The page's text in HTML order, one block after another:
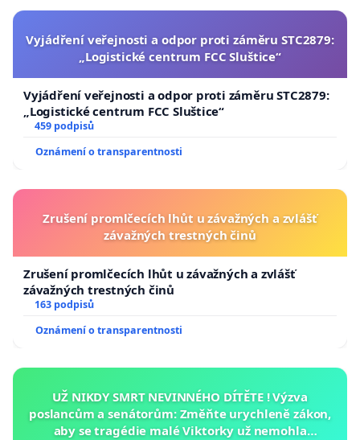
minimálnímu hluku. Jsou ekologičtější a bezpečnější
pro divokou zvěř i v městské zástavbě, čímž
umožňují oslavy bez rušení okolí i v oblastech, kde
jsou klasické ohňostroje nevhodné.
Byli bychom rádi, abyste se přidali k řetězcům jako
je BILLA Česká republika, která ukončila prodej
zábavní pyrotechniky již v roce 2022 s
V minulém roce se k tomuto kroku přidalo také
lze skloubit se společenskou odpovědností.
Lidé to nedělají kvůli TRADICI. Chtějí vědět, že
mají sílu rozsvítit oblohu, roztřást celý blok, být
na chvilku středem pozornosti a ten, koho se
Petr Sokolík
Vyjádření veřejnosti a odpor proti záměru STC2879:
„Logistické centrum FCC Sluštice“
Vyjádření veřejnosti a odpor proti záměru STC2879:
„Logistické centrum FCC Sluštice“
459 podpisů
Oznámení o transparentnosti
Zrušení promlčecích lhůt u závažných a zvlášť
závažných trestných činů
Zrušení promlčecích lhůt u závažných a zvlášť
závažných trestných činů
163 podpisů
Oznámení o transparentnosti
UŽ NIKDY SMRT NEVINNÉHO DÍTĚTE ! Výzva
poslancům a senátorům: Změňte urychleně zákon,
aby se tragédie malé Viktorky už nemohla